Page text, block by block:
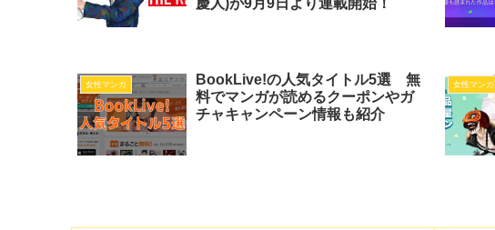
女性マンガ
BookLive!の人気タイトル5選 無
料でマンガが読めるクーポンやガ
チャキャンペーン情報も紹介
女性マンガ